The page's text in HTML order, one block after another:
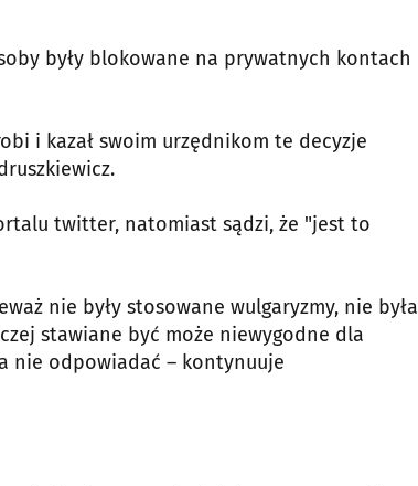
były blokowane na prywatnych kontach
i kazał swoim urzędnikom te decyzje
twitter, natomiast sądzi, że "jest to
nie były stosowane wulgaryzmy, nie była
stawiane być może niewygodne dla
nie odpowiadać – kontynuuje